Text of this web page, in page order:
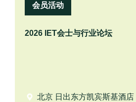
会员活动
2026 IET会士与行业论坛
北京 日出东方凯宾斯基酒店